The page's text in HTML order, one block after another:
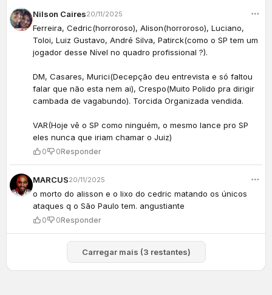
Nilson Caires20/11/2025
Ferreira, Cedric(horroroso), Alison(horroroso), Luciano,
Toloi, Luiz Gustavo, André Silva, Patirck(como o SP tem um
jogador desse Nível no quadro profissional ?).
DM, Casares, Murici(Decepção deu entrevista e só faltou
falar que não esta nem ai), Crespo(Muito Polido pra dirigir
cambada de vagabundo). Torcida Organizada vendida.
VAR(Hoje vê o SP como ninguém, o mesmo lance pro SP
eles nunca que iriam chamar o Juiz)
0 0Responder
MARCUS20/11/2025
o morto do alisson e o lixo do cedric matando os únicos
ataques q o São Paulo tem. angustiante
0 0Responder
Carregar mais (3 restantes)